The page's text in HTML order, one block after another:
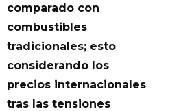
comparado con
combustibles
tradicionales; esto
considerando los
precios internacionales
tras las tensiones